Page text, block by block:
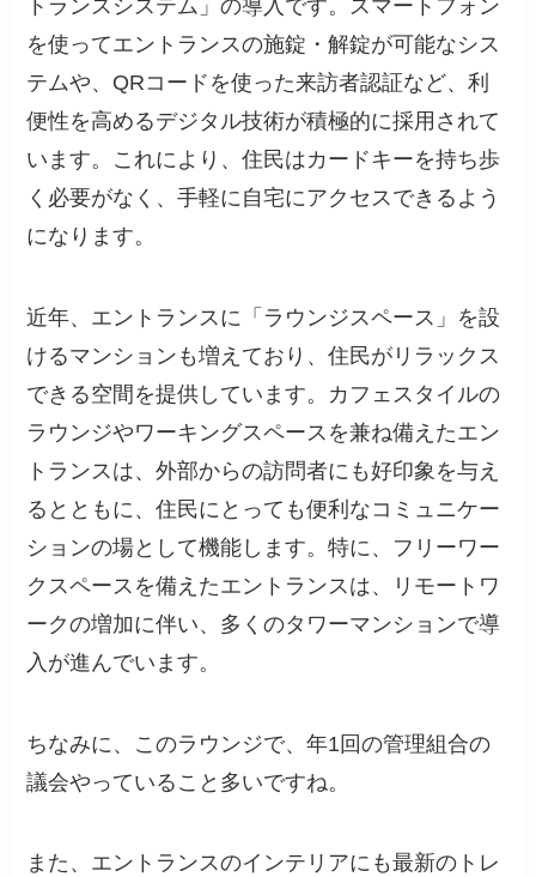
トランスシステム」の導入です。スマートフォン
を使ってエントランスの施錠・解錠が可能なシス
テムや、QRコードを使った来訪者認証など、利
便性を高めるデジタル技術が積極的に採用されて
います。これにより、住民はカードキーを持ち歩
く必要がなく、手軽に自宅にアクセスできるよう
になります。
近年、エントランスに「ラウンジスペース」を設
けるマンションも増えており、住民がリラックス
できる空間を提供しています。カフェスタイルの
ラウンジやワーキングスペースを兼ね備えたエン
トランスは、外部からの訪問者にも好印象を与え
るとともに、住民にとっても便利なコミュニケー
ションの場として機能します。特に、フリーワー
クスペースを備えたエントランスは、リモートワ
ークの増加に伴い、多くのタワーマンションで導
入が進んでいます。
ちなみに、このラウンジで、年1回の管理組合の
議会やっていること多いですね。
また、エントランスのインテリアにも最新のトレ